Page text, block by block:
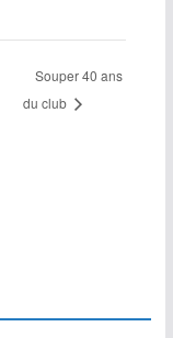
Souper 40 ans
du club